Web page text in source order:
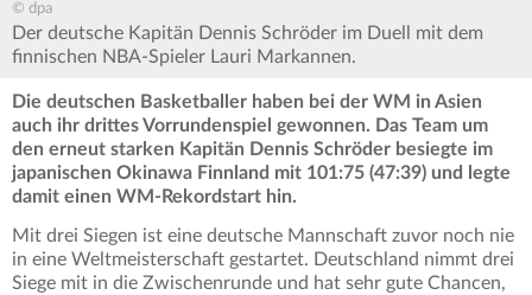
© dpa
Der deutsche Kapitän Dennis Schröder im Duell mit dem
finnischen NBA-Spieler Lauri Markannen.
Die deutschen Basketballer haben bei der WM in Asien
auch ihr drittes Vorrundenspiel gewonnen. Das Team um
den erneut starken Kapitän Dennis Schröder besiegte im
japanischen Okinawa Finnland mit 101:75 (47:39) und legte
damit einen WM-Rekordstart hin.
Mit drei Siegen ist eine deutsche Mannschaft zuvor noch nie
in eine Weltmeisterschaft gestartet. Deutschland nimmt drei
Siege mit in die Zwischenrunde und hat sehr gute Chancen,